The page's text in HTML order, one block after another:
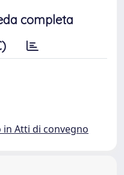
completa
in Atti di convegno